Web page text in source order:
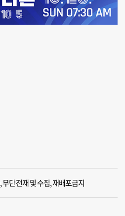
단전재 및 수집, 재배포금지